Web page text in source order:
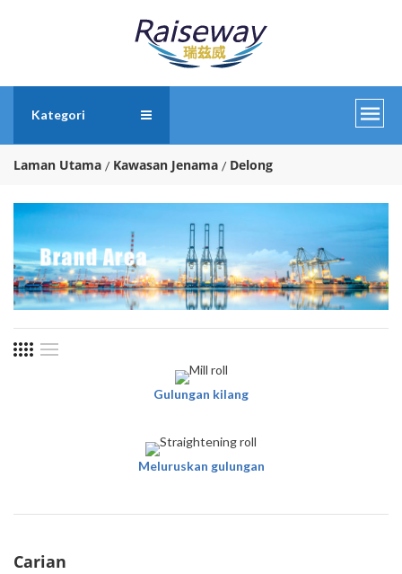
Kategori
Laman Utama Kawasan Jenama Delong
Carian
Gulungan kilang
Meluruskan gulungan